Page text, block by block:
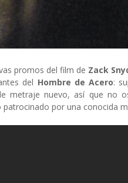
promos del film de Zack
del Hombre de Acero:
metraje nuevo, así que no
por una conocida